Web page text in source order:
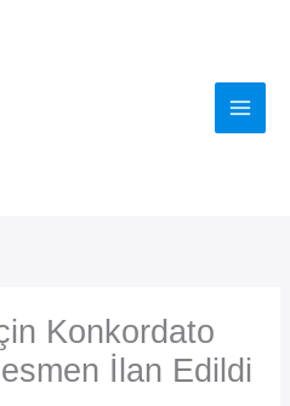
Konkordato
İlan Edildi